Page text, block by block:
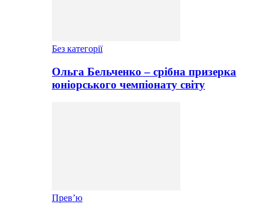
Без категорії
Ольга Бельченко – срібна призерка
юніорського чемпіонату світу
Прев’ю